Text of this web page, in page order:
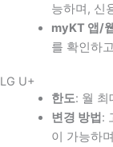
능하며, 신
myKT 앱/웹
를 확인하
LG U+
한도: 월 최
변경 방법 :
이 가능하